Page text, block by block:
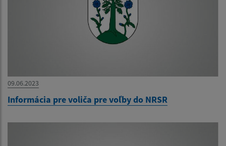
09.06.2023
Informácia pre voliča pre voľby do NRSR